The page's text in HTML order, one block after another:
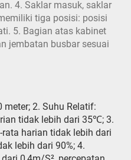
4. Saklar masuk, saklar
tiga posisi: posisi
5. Bagian atas kabinet
jembatan busbar sesuai
2. Suhu Relatif:
tidak lebih dari 35℃; 3.
harian tidak lebih dari
lebih dari 90%; 4.